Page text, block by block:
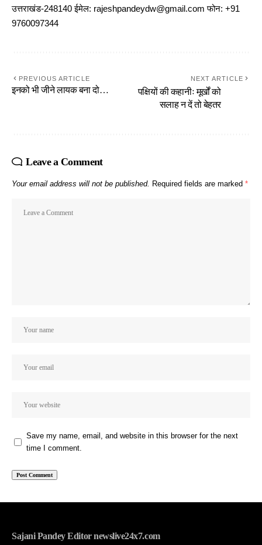
उत्तराखंड-248140 ईमेल: rajeshpandeydw@gmail.com फोन: +91
9760097344
PREVIOUS ARTICLE
इनको भी जीने लायक बना दो…
NEXT ARTICLE
पक्षियों की कहानीः मूर्खों को
सलाह न दें तो बेहतर
Leave a Comment
Your email address will not be published. Required fields are marked *
Save my name, email, and website in this browser for the next
time I comment.
Sajani Pandey Editor newslive24x7.com